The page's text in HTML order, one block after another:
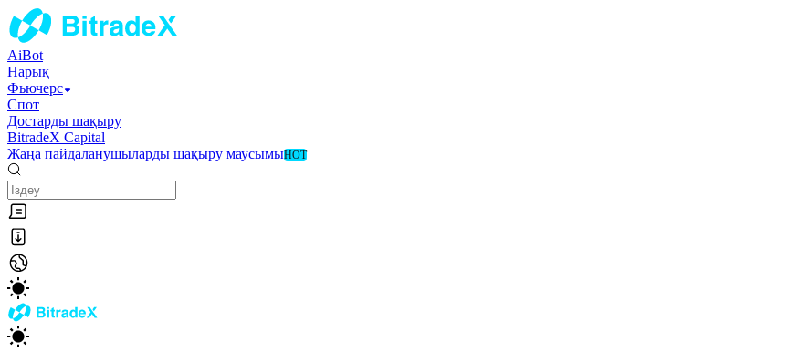
AiBot
Нарық
Фьючерс
Спот
Достарды шақыру
BitradeX Capital
Жаңа пайдаланушыларды шақыру маусымыHOT